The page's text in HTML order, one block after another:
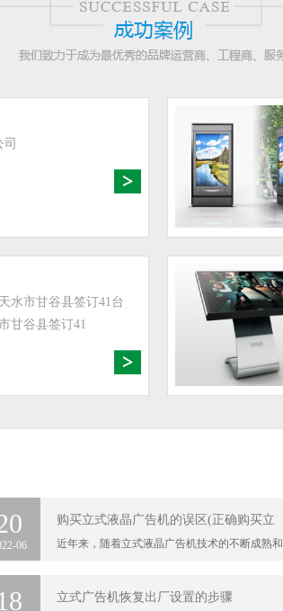
智能壁挂式楼
产品概述： 芯片
码分辨率：最高支持
MORE+
水市甘谷县签订41台
甘谷县签订41
06
购买立式液晶广告机的误区(正确购买立
近年来，随着立式液晶广告机技术的不断成熟
立式广告机恢复出厂设置的步骤